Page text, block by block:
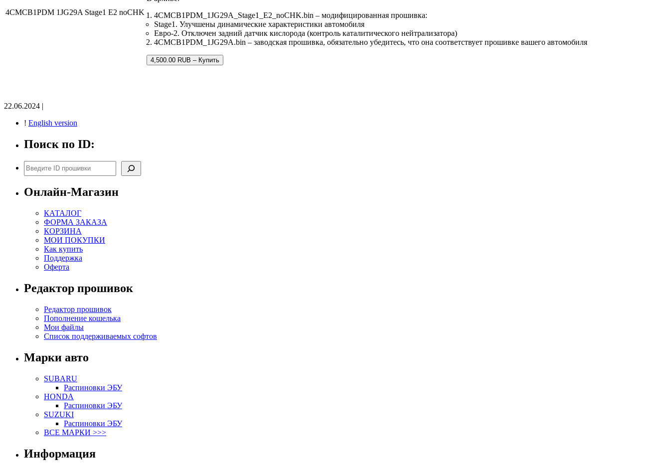
4CMCB1PDM 1JG29A Stage1 E2 noCHK
4CMCB1PDM_1JG29A_Stage1_E2_noCHK.bin – модифицированная прошивка:
Stage1. Улучшены динамические характеристики автомобиля
Евро-2. Отключен задний датчик кислорода (контроль каталитического нейтрализатора)
4CMCB1PDM_1JG29A.bin – заводская прошивка, обязательно убедитесь, что она соответствует прошивке вашего автомобиля
4,500.00 RUB – Купить
22.06.2024 |
! English version
Поиск по ID:
Поиск
Онлайн-Магазин
КАТАЛОГ
ФОРМА ЗАКАЗА
КОРЗИНА
МОИ ПОКУПКИ
Как купить
Поддержка
Оферта
Редактор прошивок
Редактор прошивок
Пополнение кошелька
Мои файлы
Список поддерживаемых софтов
Марки авто
SUBARU
Распиновки ЭБУ
HONDA
Распиновки ЭБУ
SUZUKI
Распиновки ЭБУ
ВСЕ МАРКИ >>>
Информация